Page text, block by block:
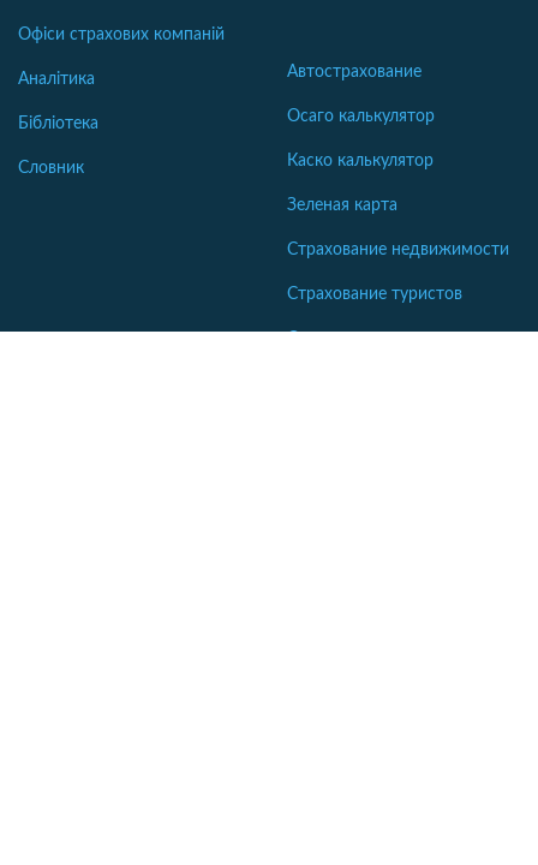
Офіси страхових компаній
Аналітика
Бібліотека
Словник
Автострахование
Осаго калькулятор
Каско калькулятор
Зеленая карта
Страхование недвижимости
Страхование туристов